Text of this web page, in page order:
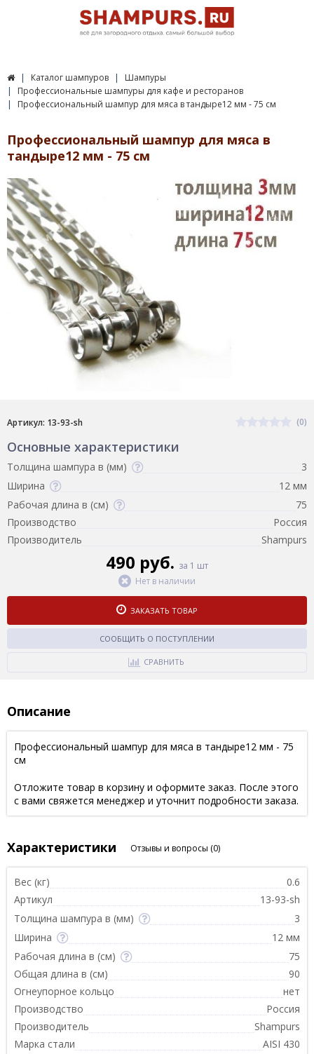
Каталог шампуров
Шампуры
Профессиональные шампуры для кафе и ресторанов
Профессиональный шампур для мяса в тандыре12 мм - 75 см
Профессиональный шампур для мяса в
тандыре12 мм - 75 см
Артикул: 13-93-sh (0)
Основные характеристики
Толщина шампура в (мм)
3
Ширина
12 мм
Рабочая длина в (см)
75
Производство
Россия
Производитель
Shampurs
490 руб. за 1 шт
Нет в наличии
ЗАКАЗАТЬ ТОВАР
СООБЩИТЬ О ПОСТУПЛЕНИИ
СРАВНИТЬ
Описание
Профессиональный шампур для мяса в тандыре12 мм - 75
см
Отложите товар в корзину и оформите заказ. После этого
с вами свяжется менеджер и уточнит подробности заказа.
Характеристики Отзывы и вопросы (0)
Вес (кг)
0.6
Артикул
13-93-sh
Толщина шампура в (мм)
3
Ширина
12 мм
Рабочая длина в (см)
75
Общая длина в (см)
90
Огнеупорное кольцо
нет
Производство
Россия
Производитель
Shampurs
Марка стали
AISI 430